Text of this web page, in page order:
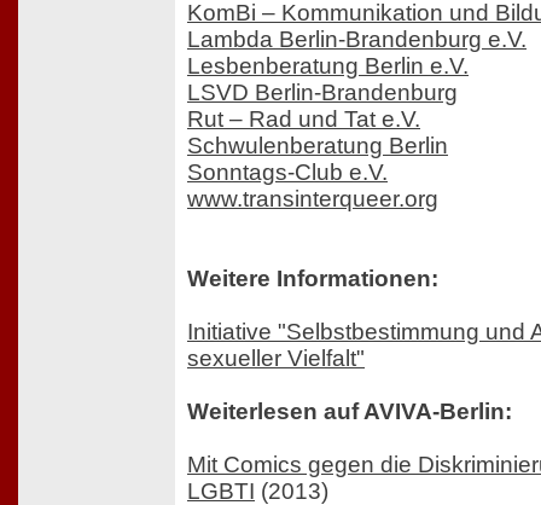
KomBi – Kommunikation und
Lambda Berlin-Brandenburg e.V.
Lesbenberatung Berlin e.V.
LSVD Berlin-Brandenburg
Rut – Rad und Tat e.V.
Schwulenberatung Berlin
Sonntags-Club e.V.
www.transinterqueer.org
Weitere Informationen:
Initiative "Selbstbestimmung und
sexueller Vielfalt"
Weiterlesen auf AVIVA-Berlin:
Mit Comics gegen die
LGBTI (2013)